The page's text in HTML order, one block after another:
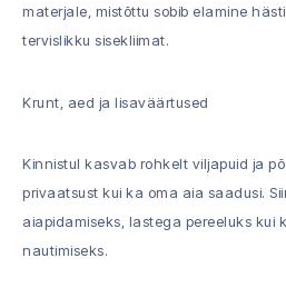
materjale, mistõttu sobib elamine
tervislikku sisekliimat.
Krunt, aed ja lisaväärtused
Kinnistul kasvab rohkelt viljapuid ja
privaatsust kui ka oma aia saadusi.
aiapidamiseks, lastega pereeluks kui
nautimiseks.